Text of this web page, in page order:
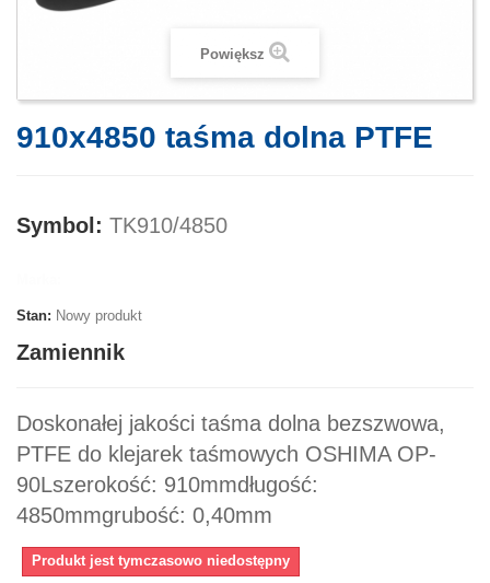
Powiększ
910x4850 taśma dolna PTFE
Symbol: TK910/4850
Stan: Nowy produkt
Zamiennik
Doskonałej jakości taśma dolna bezszwowa,
PTFE do klejarek taśmowych OSHIMA OP-
90Lszerokość: 910mmdługość:
4850mmgrubość: 0,40mm
Produkt jest tymczasowo niedostępny